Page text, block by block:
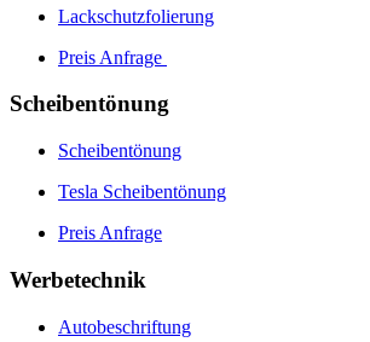
Lackschutzfolierung
Preis Anfrage
Scheibentönung
Scheibentönung
Tesla Scheibentönung
Preis Anfrage
Werbetechnik
Autobeschriftung